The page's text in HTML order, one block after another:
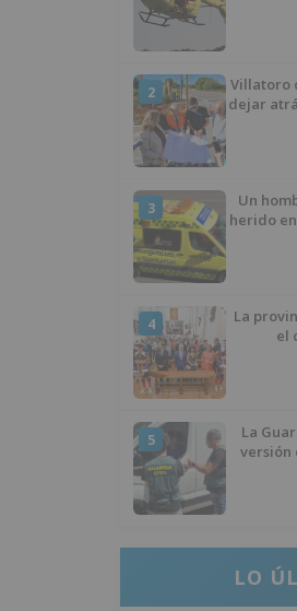
2
Villatoro
dejar
3
Un
herido
4
La
el
5
La
versión
LO